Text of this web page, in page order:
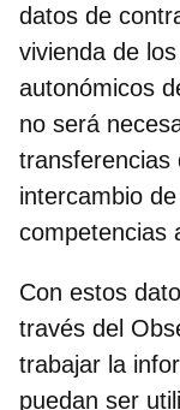
datos de
vivienda de
autonómicos
no será
transferencias
intercambio
competencias
Con estos
través del
trabajar la
puedan ser